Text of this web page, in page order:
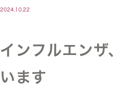
2024.10.22
インフルエン
います